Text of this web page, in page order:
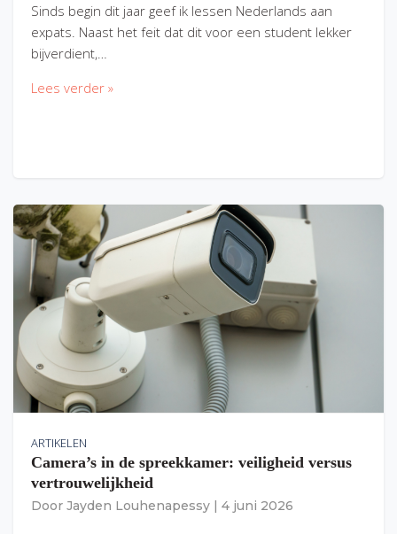
Sinds begin dit jaar geef ik lessen Nederlands aan
expats. Naast het feit dat dit voor een student lekker
bijverdient,…
Lees verder »
ARTIKELEN
Camera’s in de spreekkamer: veiligheid versus
vertrouwelijkheid
Door Jayden Louhenapessy 4 juni 2026